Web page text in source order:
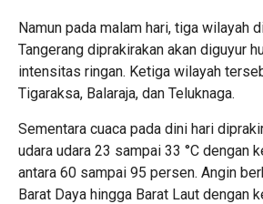
Namun pada malam hari, tiga wilayah
Tangerang diprakirakan akan diguyur
intensitas ringan. Ketiga wilayah
Tigaraksa, Balaraja, dan Teluknaga.
Sementara cuaca pada dini hari
udara udara 23 sampai 33 °C dengan
antara 60 sampai 95 persen. Angin
Barat Daya hingga Barat Laut dengan